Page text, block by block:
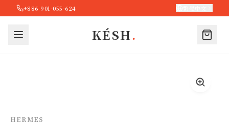
+886 901-055-624
KÉSH.
HERMES